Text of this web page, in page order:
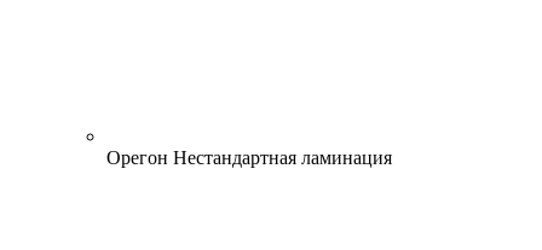
Орегон Нестандартная ламинация